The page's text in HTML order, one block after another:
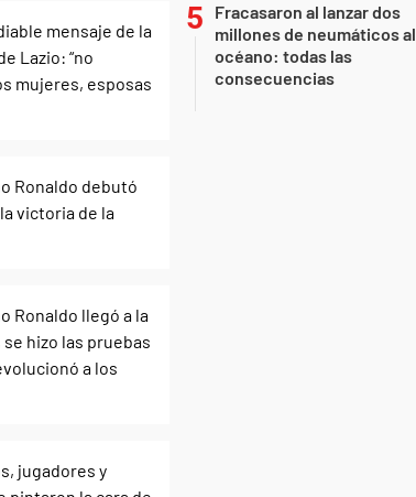
Fracasaron al lanzar dos
millones de neumáticos al
océano: todas las
consecuencias